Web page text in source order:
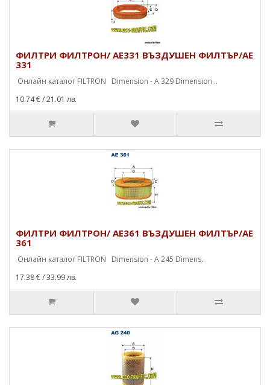
ФИЛТРИ ФИЛТРОН/ AE331 ВЪЗДУШЕН ФИЛТЪР/AE
331
Онлайн каталог FILTRON Dimension - A 329 Dimension ..
10.74 €/ 21.01 лв.
ФИЛТРИ ФИЛТРОН/ AE361 ВЪЗДУШЕН ФИЛТЪР/AE
361
Онлайн каталог FILTRON Dimension - A 245 Dimens..
17.38 €/ 33.99 лв.